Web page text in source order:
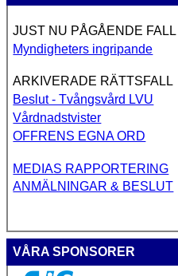
JUST NU PÅGÅENDE FALL
Myndigheters ingripande
ARKIVERADE RÄTTSFALL
Beslut - Tvångsvård LVU
Vårdnadstvister
OFFRENS EGNA ORD
MEDIAS RAPPORTERING
ANMÄLNINGAR & BESLUT
VÅRA SPONSORER